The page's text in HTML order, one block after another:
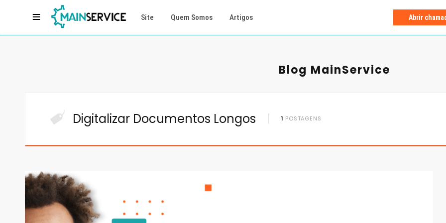
Site Quem Somos Artigos Abrir
Blog MainService
Digitalizar Documentos Longos 1 POSTAGENS